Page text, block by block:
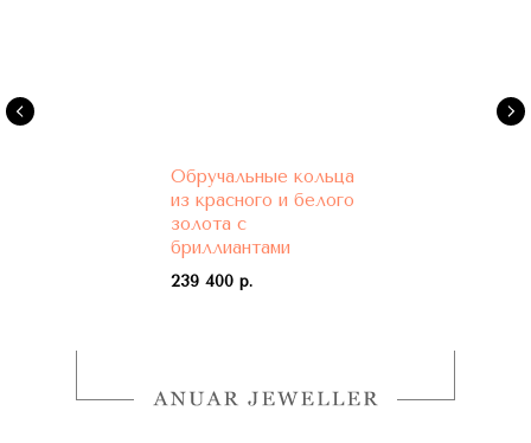
Обручальные кольца
из красного и белого
золота с
бриллиантами
239 400 р.